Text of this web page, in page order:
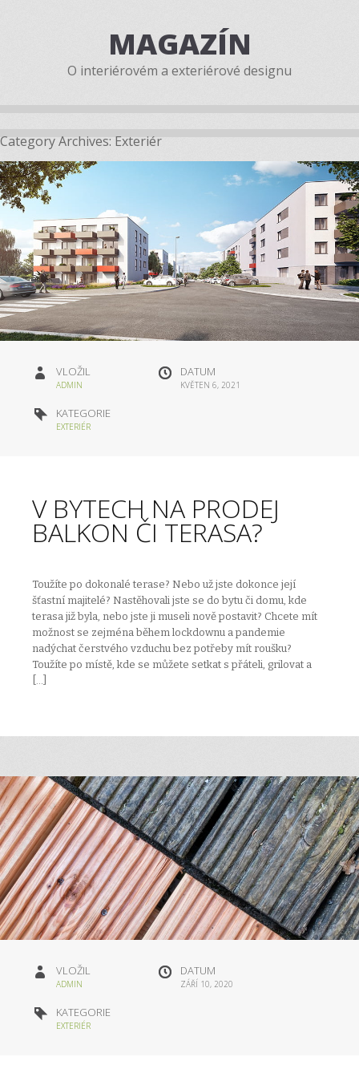
MAGAZÍN
O interiérovém a exteriérové designu
Category Archives: Exteriér
VLOŽIL
ADMIN
DATUM
KVĚTEN 6, 2021
KATEGORIE
EXTERIÉR
V BYTECH NA PRODEJ
BALKON ČI TERASA?
Toužíte po dokonalé terase? Nebo už jste dokonce její
šťastní majitelé? Nastěhovali jste se do bytu či domu, kde
terasa již byla, nebo jste ji museli nově postavit? Chcete mít
možnost se zejména během lockdownu a pandemie
nadýchat čerstvého vzduchu bez potřeby mít roušku?
Toužíte po místě, kde se můžete setkat s přáteli, grilovat a
VLOŽIL
ADMIN
DATUM
ZÁŘÍ 10, 2020
KATEGORIE
EXTERIÉR